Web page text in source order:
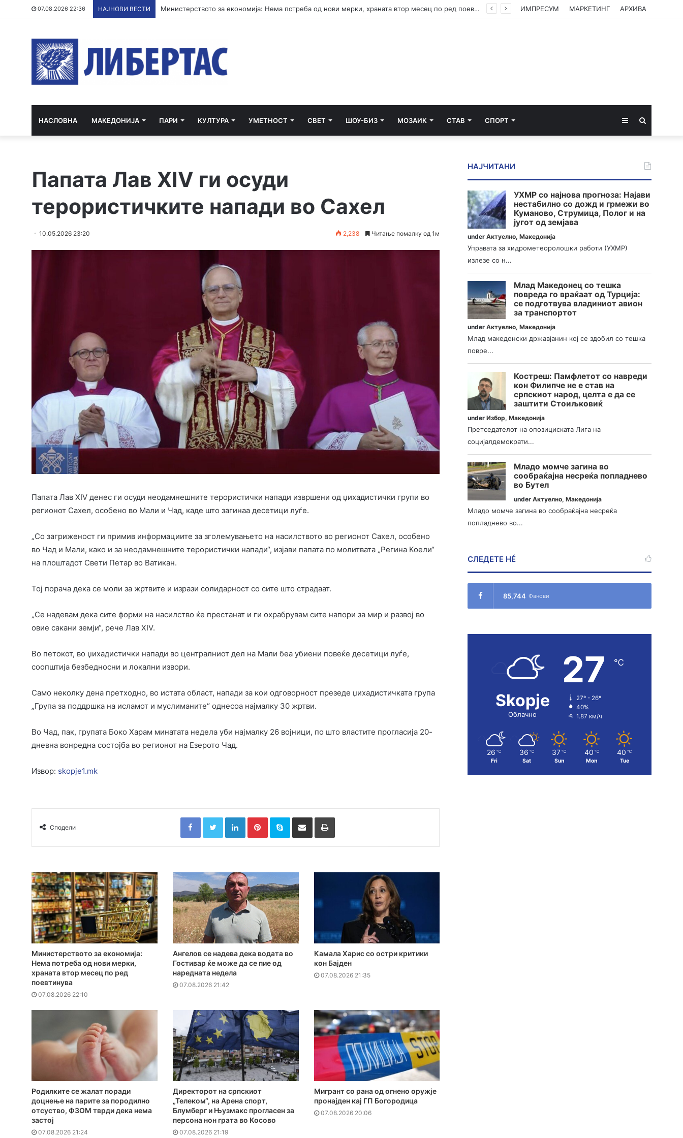
07.08.2026 22:36 НАЈНОВИ ВЕСТИ Министерството за економија: Нема потреба од нови мерки, храната втор месец по ред поевтинува ИМПРЕСУМ МАРКЕТИНГ АРХИВА
НАСЛОВНА МАКЕДОНИЈА ПАРИ КУЛТУРА УМЕТНОСТ СВЕТ ШОУ-БИЗ МОЗАИК СТАВ СПОРТ Sidebar
Папата Лав XIV ги осуди
терористичките напади во Сахел
10.05.2026 23:20 2,238 Читање помалку од 1м
Папата Лав XIV денес ги осуди неодамнешните терористички напади извршени од џихадистички групи во
регионот Сахел, особено во Мали и Чад, каде што загинаа десетици луѓе.
„Со загриженост ги примив информациите за зголемувањето на насилството во регионот Сахел, особено
во Чад и Мали, како и за неодамнешните терористички напади“, изјави папата по молитвата „Регина Коели“
на плоштадот Свети Петар во Ватикан.
Тој порача дека се моли за жртвите и изрази солидарност со сите што страдаат.
„Се надевам дека сите форми на насилство ќе престанат и ги охрабрувам сите напори за мир и развој во
овие сакани земји“, рече Лав XIV.
Во петокот, во џихадистички напади во централниот дел на Мали беа убиени повеќе десетици луѓе,
соопштија безбедносни и локални извори.
Само неколку дена претходно, во истата област, напади за кои одговорност презеде џихадистичката група
„Група за поддршка на исламот и муслиманите“ однесоа најмалку 30 жртви.
Во Чад, пак, групата Боко Харам минатата недела уби најмалку 26 војници, по што властите прогласија 20-
дневна вонредна состојба во регионот на Езерото Чад.
Извор: skopje1.mk
Сподели
FacebookTwitterLinkedInPinterestSkype Сподели преку Е-маил Испринтај
Министерството за економија:
Нема потреба од нови мерки,
храната втор месец по ред
поевтинува
07.08.2026 22:10
Ангелов се надева дека водата во
Гостивар ќе може да се пие од
наредната недела
07.08.2026 21:42
Камала Харис со остри критики
кон Бајден
07.08.2026 21:35
Родилките се жалат поради
доцнење на парите за породилно
отсуство, ФЗОМ тврди дека нема
застој
07.08.2026 21:24
Директорот на српскиот
„Телеком“, на Арена спорт,
Блумберг и Њузмакс прогласен за
персона нон грата во Косово
07.08.2026 21:19
Мигрант со рана од огнено оружје
пронајден кај ГП Богородица
07.08.2026 20:06
НАЈЧИТАНИ
УХМР со најнова прогноза: Најави
нестабилно со дожд и грмежи во
Куманово, Струмица, Полог и на
југот од земјава
underАктуелно,Македонија
Управата за хидрометеоролошки работи (УХМР)
излезе со н...
Млад Македонец со тешка
повреда го враќаат од Турција:
се подготвува владиниот авион
за транспортот
underАктуелно,Македонија
Млад македонски државјанин кој се здобил со тешка
повре...
Костреш: Памфлетот со навреди
кон Филипче не е став на
српскиот народ, целта е да се
заштити Стоиљковиќ
underИзбор,Македонија
Претседателот на опозициската Лига на
социјалдемократи...
Младо момче загина во
сообраќајна несреќа попладнево
во Бутел
underАктуелно,Македонија
Младо момче загина во сообраќајна несреќа
попладнево во...
СЛЕДЕТЕ НÉ
85,744 Фанови
Skopje
Облачно
27 ℃
27º - 26º
40%
1.87 км/ч
26 ℃
Fri
36 ℃
Sat
37 ℃
Sun
40 ℃
Mon
40 ℃
Tue